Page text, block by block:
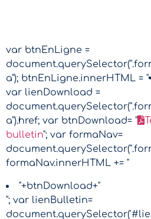
var btnEnLigne =
a"); btnEnLigne.innerHTML = "
var lienDownload =
a").href; var btnDownload= "
bulletin"; var formaNav=
formaNav.innerHTML += "
"+btnDownload+"
"; var lienBulletin=